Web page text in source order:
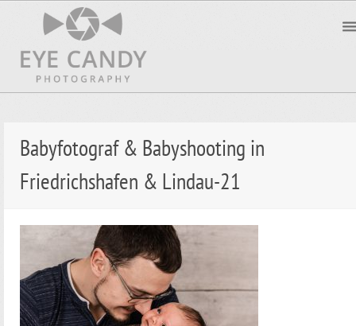
Babyfotograf & Babyshooting in
Friedrichshafen & Lindau-21